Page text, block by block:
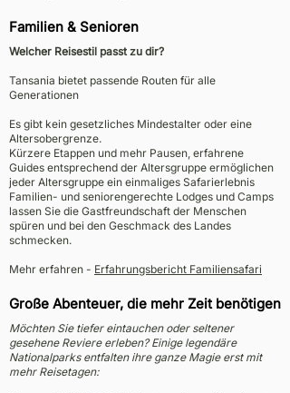
Familien & Senioren
Welcher Reisestil passt zu dir?
Tansania bietet passende Routen für alle
Generationen
Es gibt kein gesetzliches Mindestalter oder eine
Altersobergrenze.
Kürzere Etappen und mehr Pausen, erfahrene
Guides entsprechend der Altersgruppe ermöglichen
jeder Altersgruppe ein einmaliges Safarierlebnis
Familien- und seniorengerechte Lodges und Camps
lassen Sie die Gastfreundschaft der Menschen
spüren und bei den Geschmack des Landes
schmecken.
Mehr erfahren - Erfahrungsbericht Familiensafari
Große Abenteuer, die mehr Zeit benötigen
Möchten Sie tiefer eintauchen oder seltener
gesehene Reviere erleben? Einige legendäre
Nationalparks entfalten ihre ganze Magie erst mit
mehr Reisetagen: